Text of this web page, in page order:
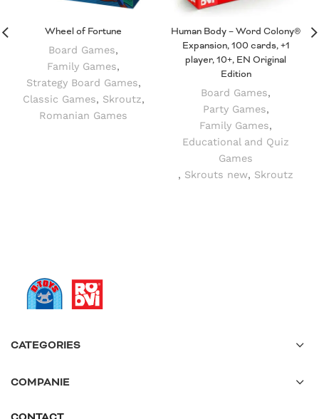
Wheel of Fortune
Board Games,
Family Games,
Strategy Board Games,
Classic Games, Skroutz,
Romanian Games
Human Body – Word Colony®
Expansion, 100 cards, +1
player, 10+, EN Original
Edition
Board Games,
Party Games,
Family Games,
Educational and Quiz
Games
, Skrouts new, Skroutz
CATEGORIES
COMPANIE